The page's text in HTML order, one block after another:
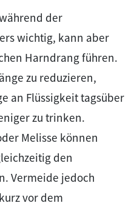
der
wichtig, kann aber
Harndrang führen.
zu reduzieren,
an Flüssigkeit tagsüber
zu trinken.
Melisse können
den
Vermeide jedoch
vor dem